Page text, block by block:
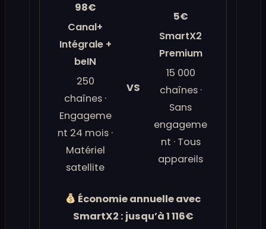
98€
Canal+
Intégrale +
beIN
250
chaînes ·
Engageme
nt 24 mois ·
Matériel
satellite
VS
5€
SmartX2
Premium
15 000
chaînes ·
Sans
engageme
nt · Tous
appareils
Économie annuelle avec
SmartX2 : jusqu’à 1 116€